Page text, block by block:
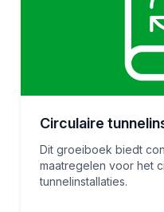
Circulaire
Dit groeiboek biedt
maatregelen voor het
tunnelinstallaties.